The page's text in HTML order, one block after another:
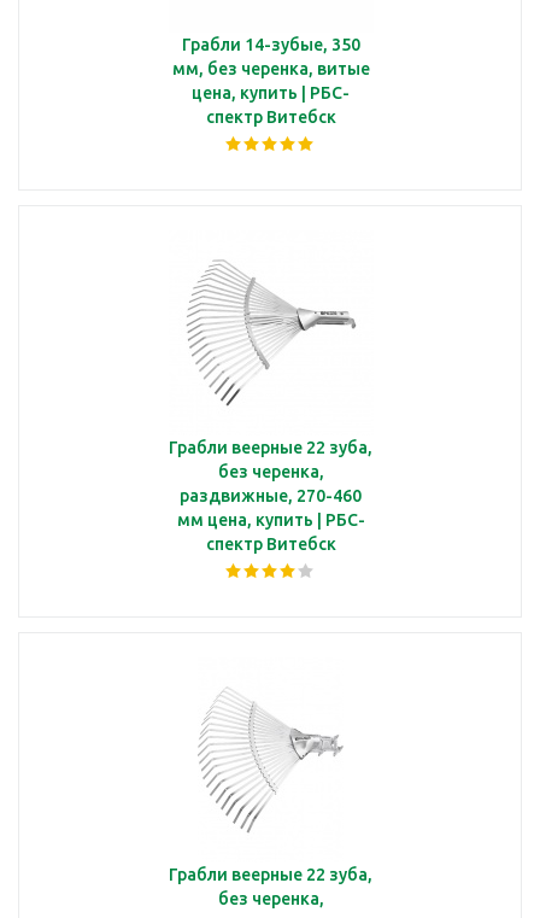
Грабли 14-зубые, 350
мм, без черенка, витые
цена, купить | РБС-
спектр Витебск
Грабли веерные 22 зуба,
без черенка,
раздвижные, 270-460
мм цена, купить | РБС-
спектр Витебск
Грабли веерные 22 зуба,
без черенка,